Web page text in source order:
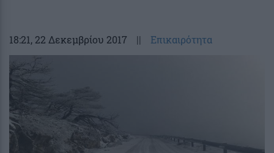
18:21, 22 Δεκεμβρίου 2017 || Επικαιρότητα